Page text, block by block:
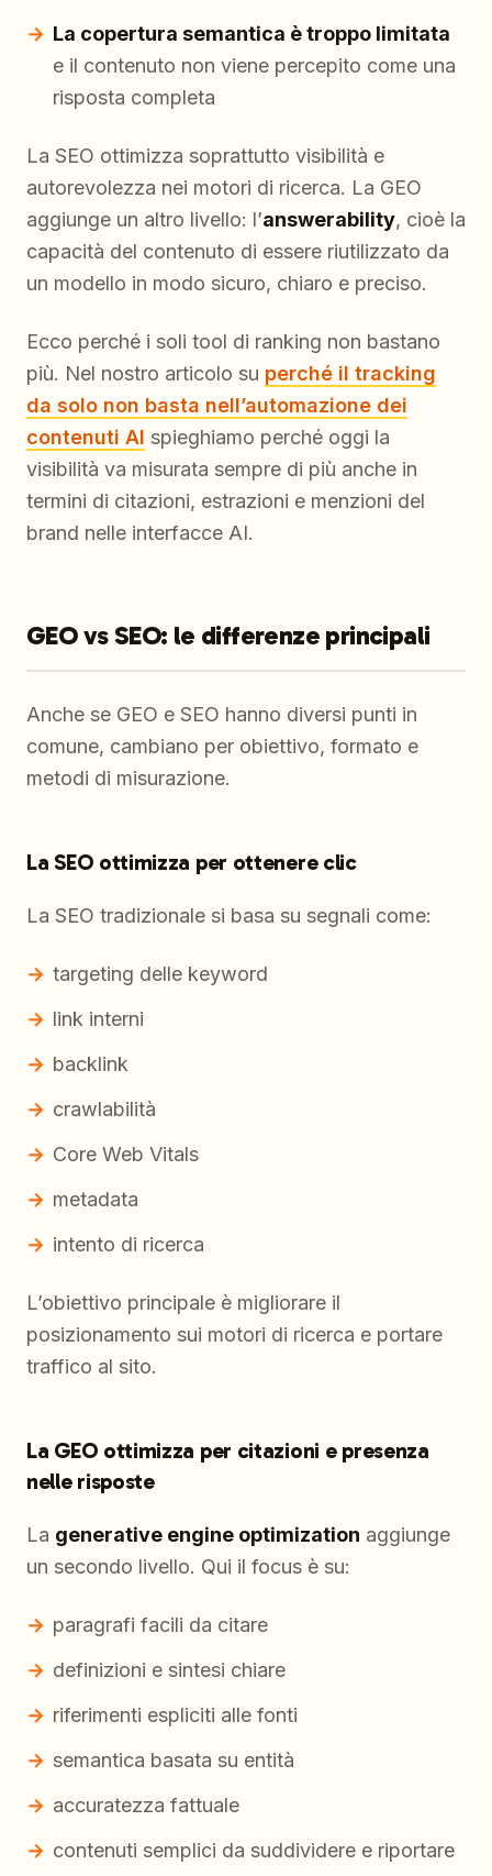
La copertura semantica è troppo limitata
e il contenuto non viene percepito come una
risposta completa
La SEO ottimizza soprattutto visibilità e
autorevolezza nei motori di ricerca. La GEO
aggiunge un altro livello: l’answerability, cioè la
capacità del contenuto di essere riutilizzato da
un modello in modo sicuro, chiaro e preciso.
Ecco perché i soli tool di ranking non bastano
più. Nel nostro articolo su perché il tracking
da solo non basta nell’automazione dei
contenuti AI spieghiamo perché oggi la
visibilità va misurata sempre di più anche in
termini di citazioni, estrazioni e menzioni del
brand nelle interfacce AI.
GEO vs SEO: le differenze principali
Anche se GEO e SEO hanno diversi punti in
comune, cambiano per obiettivo, formato e
metodi di misurazione.
La SEO ottimizza per ottenere clic
La SEO tradizionale si basa su segnali come:
targeting delle keyword
link interni
backlink
crawlabilità
Core Web Vitals
metadata
intento di ricerca
L’obiettivo principale è migliorare il
posizionamento sui motori di ricerca e portare
traffico al sito.
La GEO ottimizza per citazioni e presenza
nelle risposte
La generative engine optimization aggiunge
un secondo livello. Qui il focus è su:
paragrafi facili da citare
definizioni e sintesi chiare
riferimenti espliciti alle fonti
semantica basata su entità
accuratezza fattuale
contenuti semplici da suddividere e riportare